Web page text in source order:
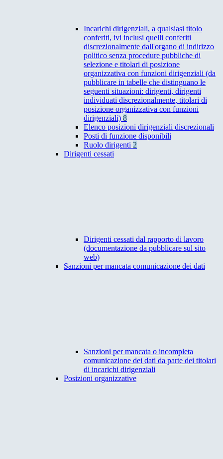
Incarichi dirigenziali, a qualsiasi titolo
conferiti, ivi inclusi quelli conferiti
discrezionalmente dall'organo di indirizzo
politico senza procedure pubbliche di
selezione e titolari di posizione
organizzativa con funzioni dirigenziali (da
pubblicare in tabelle che distinguano le
seguenti situazioni: dirigenti, dirigenti
individuati discrezionalmente, titolari di
posizione organizzativa con funzioni
dirigenziali) 8
Elenco posizioni dirigenziali discrezionali
Posti di funzione disponibili
Ruolo dirigenti 2
Dirigenti cessati
Dirigenti cessati dal rapporto di lavoro
(documentazione da pubblicare sul sito
web)
Sanzioni per mancata comunicazione dei dati
Sanzioni per mancata o incompleta
comunicazione dei dati da parte dei titolari
di incarichi dirigenziali
Posizioni organizzative